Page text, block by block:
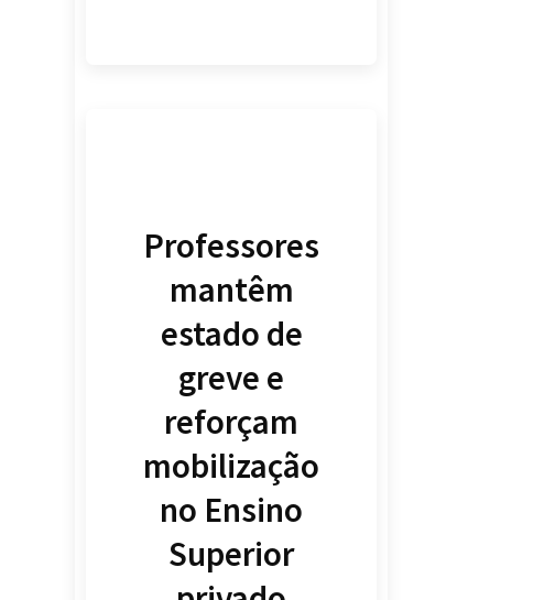
Professores
mantêm
estado de
greve e
reforçam
mobilização
no Ensino
Superior